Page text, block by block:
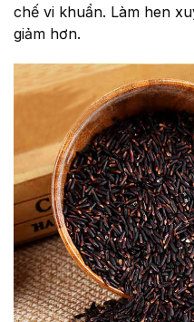
chế vi khuẩn. Làm hen
giảm hơn.